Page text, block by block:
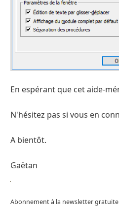
En espérant que cet aide-
N'hésitez pas si vous en
A bientôt.
Gaëtan
Abonnement à la newsletter